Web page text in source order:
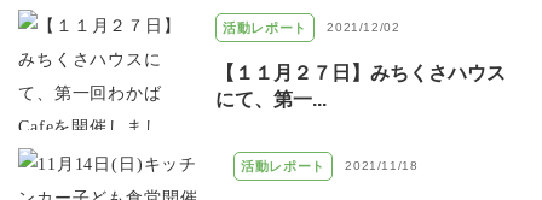
活動レポート 2021/12/02
【１１月２７日】みちくさハウス
にて、第一...
活動レポート 2021/11/18